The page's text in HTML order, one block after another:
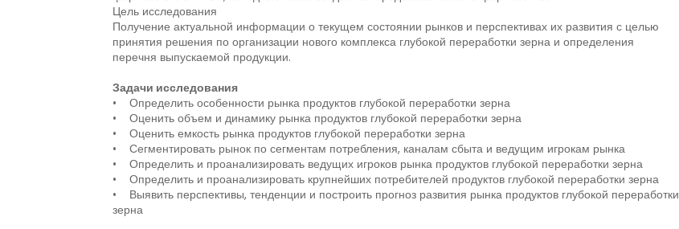
Цель исследования
Получение актуальной информации о текущем состоянии рынков и перспективах их развития с целью
принятия решения по организации нового комплекса глубокой переработки зерна и определения
перечня выпускаемой продукции.
Задачи исследования
• Определить особенности рынка продуктов глубокой переработки зерна
• Оценить объем и динамику рынка продуктов глубокой переработки зерна
• Оценить емкость рынка продуктов глубокой переработки зерна
• Сегментировать рынок по сегментам потребления, каналам сбыта и ведущим игрокам рынка
• Определить и проанализировать ведущих игроков рынка продуктов глубокой переработки зерна
• Определить и проанализировать крупнейших потребителей продуктов глубокой переработки зерна
• Выявить перспективы, тенденции и построить прогноз развития рынка продуктов глубокой переработки
зерна